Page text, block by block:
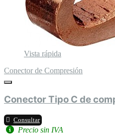
Vista rápida
Conector de Compresión
Conector Tipo C de
Consultar
Precio sin IVA